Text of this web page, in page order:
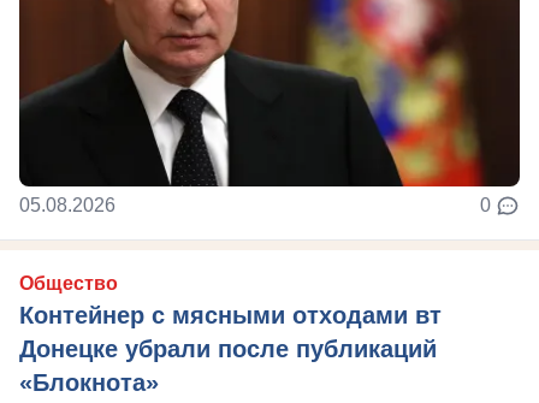
05.08.2026 0
Общество
Контейнер с мясными отходами вт
Донецке убрали после публикаций
«Блокнота»